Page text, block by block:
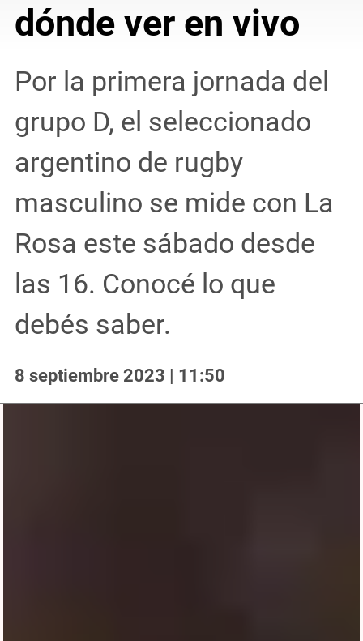
dónde ver en vivo
Por la primera jornada del
grupo D, el seleccionado
argentino de rugby
masculino se mide con La
Rosa este sábado desde
las 16. Conocé lo que
debés saber.
8 septiembre 2023 | 11:50